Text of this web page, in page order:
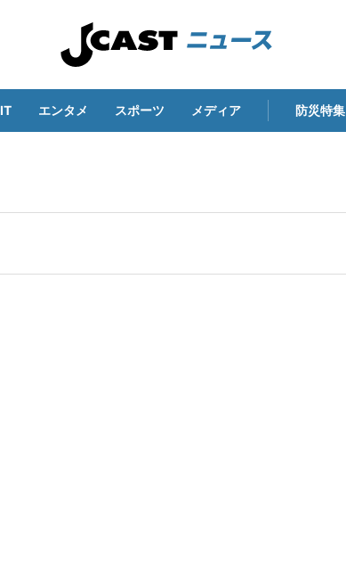
IT エンタメ スポーツ メディア 防災特集